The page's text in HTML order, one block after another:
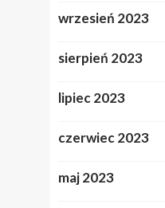
wrzesień 2023
sierpień 2023
lipiec 2023
czerwiec 2023
maj 2023